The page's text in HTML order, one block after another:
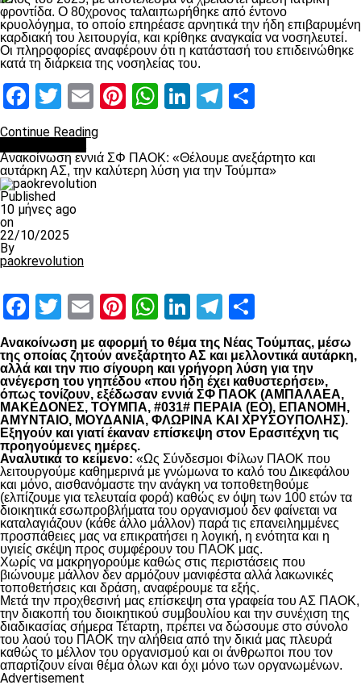
φροντίδα. Ο 80χρονος ταλαιπωρήθηκε από έντονο
κρυολόγημα, το οποίο επηρέασε αρνητικά την ήδη επιβαρυμένη
καρδιακή του λειτουργία, και κρίθηκε αναγκαία να νοσηλευτεί.
Οι πληροφορίες αναφέρουν ότι η κατάστασή του επιδεινώθηκε
κατά τη διάρκεια της νοσηλείας του.
Facebook
Twitter
EmailPinterest
WhatsApp
LinkedIn
Telegram
Continue Reading
Ανακοίνωση εννιά ΣΦ ΠΑΟΚ: «Θέλουμε ανεξάρτητο και
αυτάρκη ΑΣ, την καλύτερη λύση για την Τούμπα»
Published
10 μήνες ago
on
22/10/2025
By
paokrevolution
Facebook
Twitter
EmailPinterest
WhatsApp
LinkedIn
Telegram
Ανακοίνωση με αφορμή το θέμα της Νέας Τούμπας, μέσω
της οποίας ζητούν ανεξάρτητο ΑΣ και μελλοντικά αυτάρκη,
αλλά και την πιο σίγουρη και γρήγορη λύση για την
ανέγερση του γηπέδου «που ήδη έχει καθυστερήσει»,
όπως τονίζουν, εξέδωσαν εννιά ΣΦ ΠΑΟΚ (ΑΜΠΑΛΑΕΑ,
ΜΑΚΕΔΟΝΕΣ, ΤΟΥΜΠΑ, #031# ΠΕΡΑΙΑ (ΕΟ), ΕΠΑΝΟΜΗ,
ΑΜΥΝΤΑΙΟ, ΜΟΥΔΑΝΙΑ, ΦΛΩΡΙΝΑ ΚΑΙ ΧΡΥΣΟΥΠΟΛΗΣ).
Εξηγούν και γιατί έκαναν επίσκεψη στον Ερασιτέχνη τις
προηγούμενες ημέρες.
Αναλυτικά το κείμενο: «Ως Σύνδεσμοι Φίλων ΠΑΟΚ που
λειτουργούμε καθημερινά με γνώμωνα το καλό του Δικεφάλου
και μόνο, αισθανόμαστε την ανάγκη να τοποθετηθούμε
(ελπίζουμε για τελευταία φορά) καθώς εν όψη των 100 ετών τα
διοικητικά εσωπροβλήματα του οργανισμού δεν φαίνεται να
καταλαγιάζουν (κάθε άλλο μάλλον) παρά τις επανειλημμένες
προσπάθειες μας να επικρατήσει η λογική, η ενότητα και η
υγιείς σκέψη προς συμφέρουν του ΠΑΟΚ μας.
Χωρίς να μακρηγορούμε καθώς στις περιστάσεις που
βιώνουμε μάλλον δεν αρμόζουν μανιφέστα αλλά λακωνικές
τοποθετήσεις και δράση, αναφέρουμε τα εξής.
Μετά την προχθεσινή μας επίσκεψη στα γραφεία του ΑΣ ΠΑΟΚ,
την διακοπή του διοικητικού συμβουλίου και την συνέχιση της
διαδικασίας σήμερα Τέταρτη, πρέπει να δώσουμε στο σύνολο
του λαού του ΠΑΟΚ την αλήθεια από την δικιά μας πλευρά
καθώς το μέλλον του οργανισμού και οι άνθρωποι που τον
απαρτίζουν είναι θέμα όλων και όχι μόνο των οργανωμένων.
Advertisement